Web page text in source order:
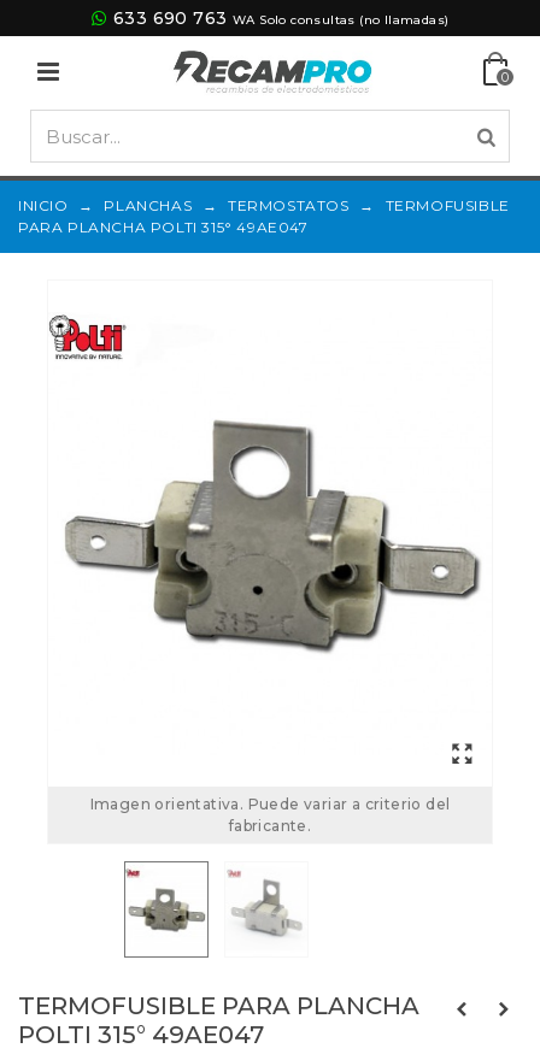
633 690 763 WA Solo consultas (no llamadas)
0
INICIO → PLANCHAS → TERMOSTATOS →
TERMOFUSIBLE
PARA PLANCHA POLTI 315° 49AE047
Imagen orientativa. Puede variar a criterio del
fabricante.
TERMOFUSIBLE PARA PLANCHA
POLTI 315° 49AE047